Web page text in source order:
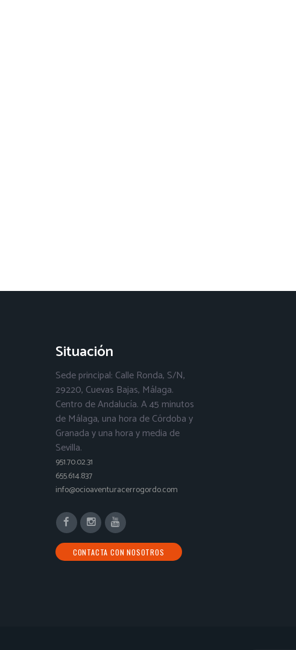
Situación
Sede principal: Calle Ronda, S/N,
29220, Cuevas Bajas, Málaga.
Centro de Andalucía. A 45 minutos
de Málaga, una hora de Córdoba y
Granada y una hora y media de
Sevilla.
951.70.02.31
655.614.837
info@ocioaventuracerrogordo.com
CONTACTA CON NOSOTROS